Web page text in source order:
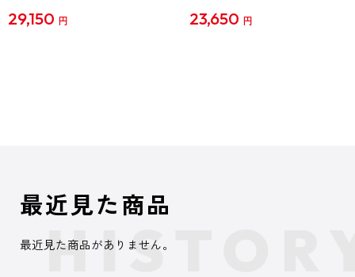
29,150 円 23,650 円
最近見た商品
最近見た商品がありません。